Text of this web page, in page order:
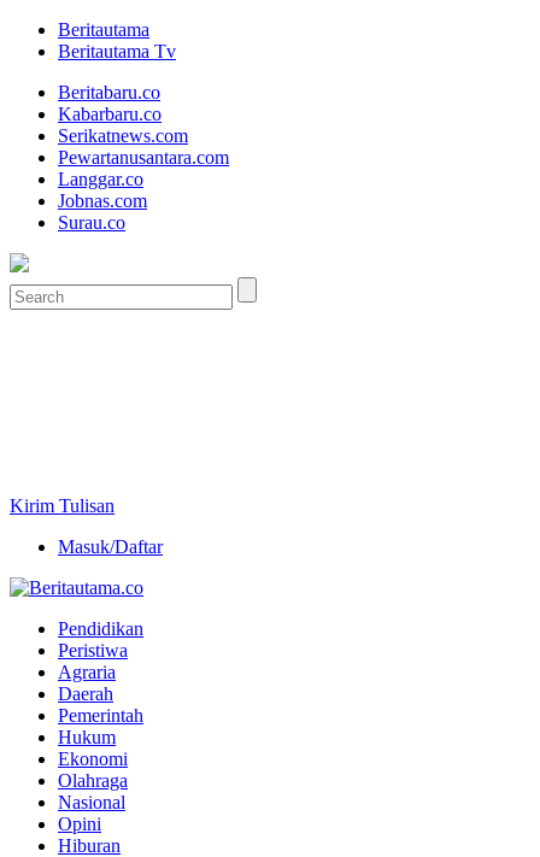
Beritautama
Beritautama Tv
Beritabaru.co
Kabarbaru.co
Serikatnews.com
Pewartanusantara.com
Langgar.co
Jobnas.com
Surau.co
Kirim Tulisan
Masuk/Daftar
Pendidikan
Peristiwa
Agraria
Daerah
Pemerintah
Hukum
Ekonomi
Olahraga
Nasional
Opini
Hiburan